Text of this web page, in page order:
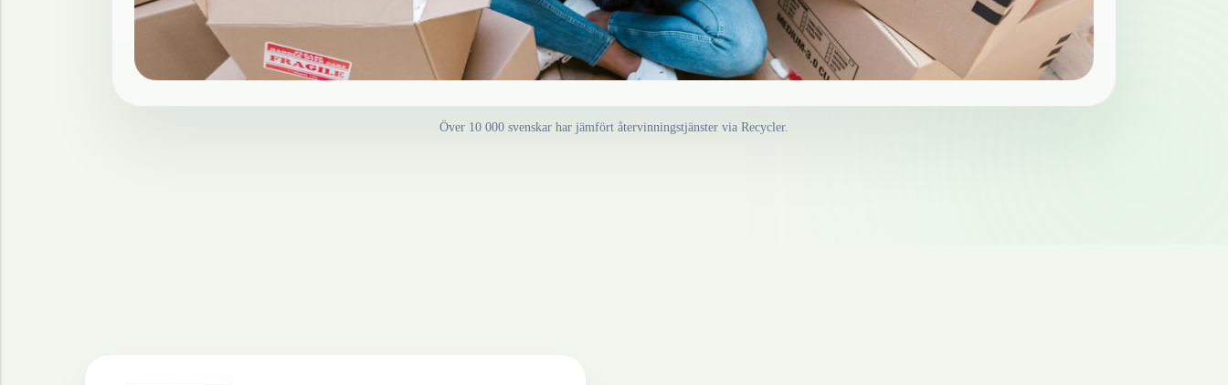
Över 10 000 svenskar har jämfört återvinningstjänster via Recycler.